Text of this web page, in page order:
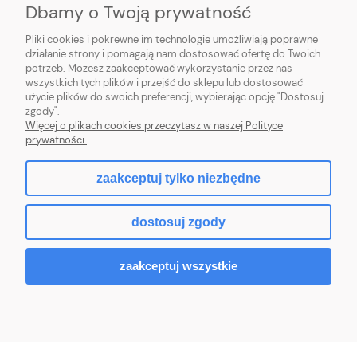
POMOC
Hurtownia kosmetyczna Zby-Mal | ul. Mościckiego 14; 66-400 Gorzów
Wlkp. | NIP: 5992806699 | Tel.698 35 12 13|zby-mal@wp.pl
pokaż pełną wersję strony
Sklep internetowy Shoper.pl
Dbamy o Twoją prywatność
Pliki cookies i pokrewne im technologie umożliwiają poprawne
działanie strony i pomagają nam dostosować ofertę do Twoich
potrzeb. Możesz zaakceptować wykorzystanie przez nas
wszystkich tych plików i przejść do sklepu lub dostosować
użycie plików do swoich preferencji, wybierając opcję "Dostosuj
zgody".
Więcej o plikach cookies przeczytasz w naszej Polityce
prywatności.
zaakceptuj tylko niezbędne
dostosuj zgody
zaakceptuj wszystkie